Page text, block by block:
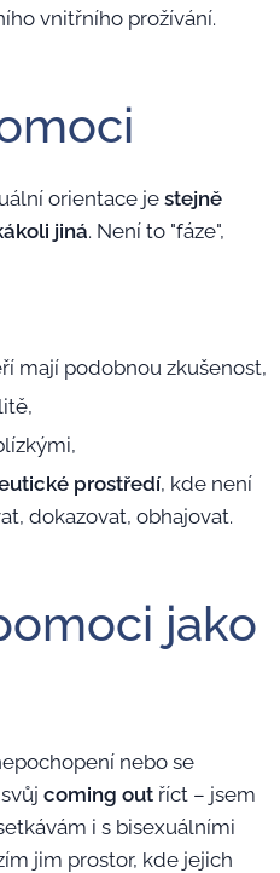
vnitřního prožívání.
orientace jestejně
jiná. Není to "fáze",
mají podobnou zkušenost,
prostředí, kde není
dokazovat, obhajovat.
jako
nebo se
coming out říct – jsem
i s bisexuálními
jim prostor, kde jejich